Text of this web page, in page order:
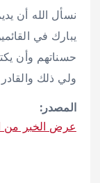
نسأل الله أن
يبارك في
حسناتهم وأن
ولي ذلك
المصدر:
عرض الخبر من